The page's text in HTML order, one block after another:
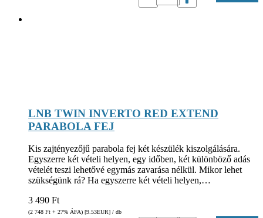
LNB TWIN INVERTO RED EXTEND
PARABOLA FEJ
Kis zajtényezőjű parabola fej két készülék kiszolgálására.
Egyszerre két vételi helyen, egy időben, két különböző adás
vételét teszi lehetővé egymás zavarása nélkül. Mikor lehet
szükségünk rá? Ha egyszerre két vételi helyen,…
3 490 Ft
(2 748 Ft + 27% ÁFA) [9.53EUR] / db